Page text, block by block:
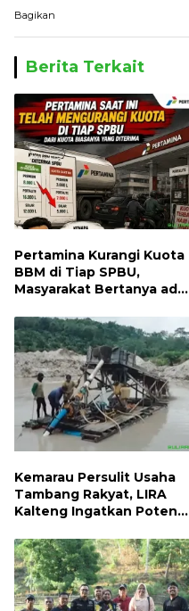
Bagikan
Berita Terkait
Pertamina Kurangi Kuota
BBM di Tiap SPBU,
Masyarakat Bertanya ada
Kemarau Persulit Usaha
Tambang Rakyat, LIRA
Kalteng Ingatkan Potensi
Hidup